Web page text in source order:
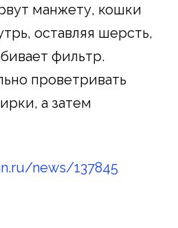
манжету, кошки
оставляя шерсть,
фильтр.
проветривать
а затем
news/137845